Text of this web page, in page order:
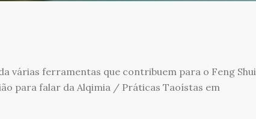
várias ferramentas que contribuem para o Feng Shui
para falar da Alqimia / Práticas Taoístas em